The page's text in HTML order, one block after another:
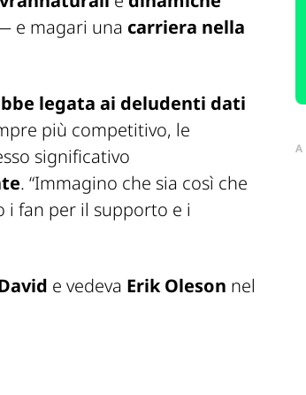
e magari una carriera nella
legata ai deludenti dati
più competitivo, le
significativo
. “Immagino che sia così che
i fan per il supporto e i
e vedeva Erik Oleson nel